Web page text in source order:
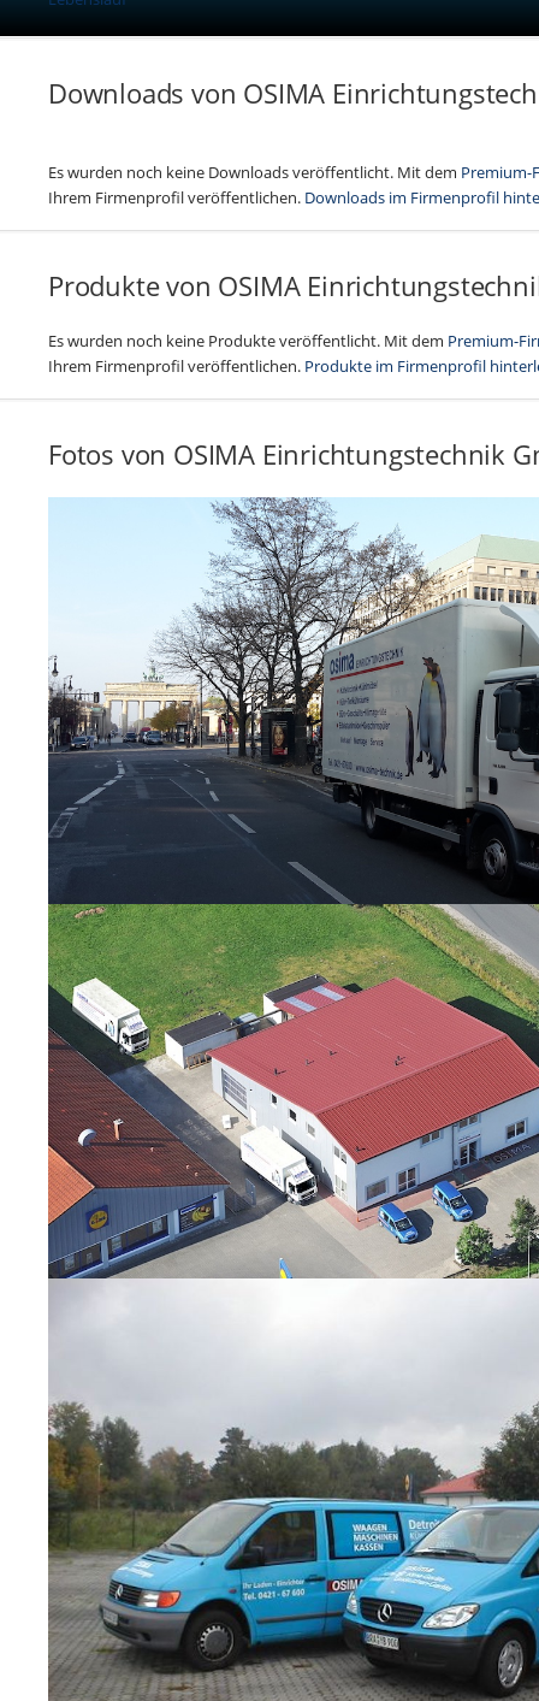
Downloads von OSIMA
Es wurden noch keine Downloads veröffentlicht. Mit dem Premium-
Ihrem Firmenprofil veröffentlichen. Downloads im Firmenprofil
Produkte von OSIMA
Es wurden noch keine Produkte veröffentlicht. Mit dem Premium-
Ihrem Firmenprofil veröffentlichen. Produkte im Firmenprofil
Fotos von OSIMA Einrichtungstechnik